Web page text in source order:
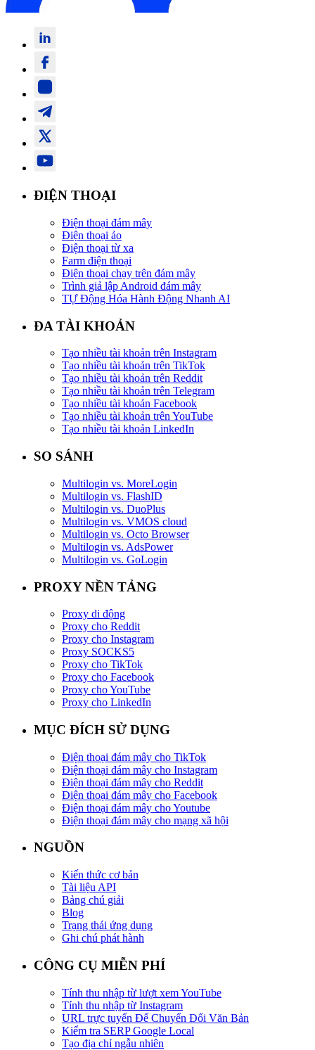
ĐIỆN THOẠI
Điện thoại đám mây
Điện thoại ảo
Điện thoại từ xa
Farm điện thoại
Điện thoại chạy trên đám mây
Trình giả lập Android đám mây
TỰ Động Hóa Hành Động Nhanh AI
ĐA TÀI KHOẢN
Tạo nhiều tài khoản trên Instagram
Tạo nhiều tài khoản trên TikTok
Tạo nhiều tài khoản trên Reddit
Tạo nhiều tài khoản trên Telegram
Tạo nhiều tài khoản Facebook
Tạo nhiều tài khoản trên YouTube
Tạo nhiều tài khoản LinkedIn
SO SÁNH
Multilogin vs. MoreLogin
Multilogin vs. FlashID
Multilogin vs. DuoPlus
Multilogin vs. VMOS cloud
Multilogin vs. Octo Browser
Multilogin vs. AdsPower
Multilogin vs. GoLogin
PROXY NỀN TẢNG
Proxy di động
Proxy cho Reddit
Proxy cho Instagram
Proxy SOCKS5
Proxy cho TikTok
Proxy cho Facebook
Proxy cho YouTube
Proxy cho LinkedIn
MỤC ĐÍCH SỬ DỤNG
Điện thoại đám mây cho TikTok
Điện thoại đám mây cho Instagram
Điện thoại đám mây cho Reddit
Điện thoại đám mây cho Facebook
Điện thoại đám mây cho Youtube
Điện thoại đám mây cho mạng xã hội
NGUỒN
Kiến thức cơ bản
Tài liệu API
Bảng chú giải
Blog
Trạng thái ứng dụng
Ghi chú phát hành
CÔNG CỤ MIỄN PHÍ
Tính thu nhập từ lượt xem YouTube
Tính thu nhập từ Instagram
URL trực tuyến Để Chuyển Đổi Văn Bản
Kiểm tra SERP Google Local
Tạo địa chỉ ngẫu nhiên